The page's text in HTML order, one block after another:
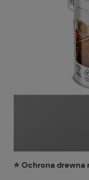
⭐️ Ochrona